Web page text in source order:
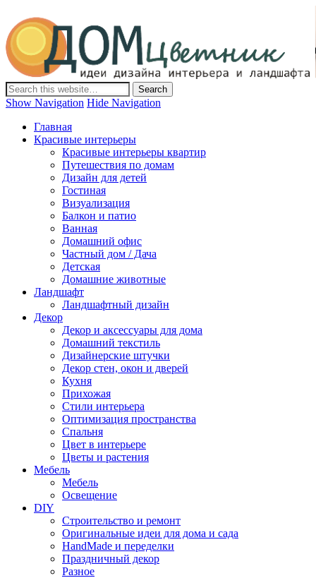
Дом-Цветник
Дизайн интерьера и ландшафта, декор и обустройство дома.
Идеи со всего мира.
Show Navigation Hide Navigation
Главная
Красивые интерьеры
Красивые интерьеры квартир
Путешествия по домам
Дизайн для детей
Гостиная
Визуализация
Балкон и патио
Ванная
Домашний офис
Частный дом / Дача
Детская
Домашние животные
Ландшафт
Ландшафтный дизайн
Декор
Декор и аксессуары для дома
Домашний текстиль
Дизайнерские штучки
Декор стен, окон и дверей
Кухня
Прихожая
Стили интерьера
Оптимизация пространства
Спальня
Цвет в интерьере
Цветы и растения
Мебель
Мебель
Освещение
DIY
Строительство и ремонт
Оригинальные идеи для дома и сада
HandMade и переделки
Праздничный декор
Разное